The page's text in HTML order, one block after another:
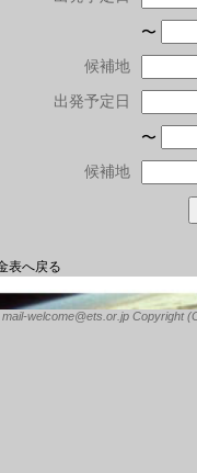
〜
候補地
出発予定日
〜
候補地
表へ戻る
welcome@ets.or.jp Copyright